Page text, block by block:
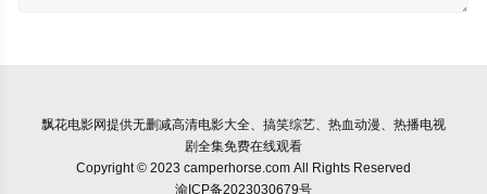
飘花电影网提供无删减高清电影大全、搞笑综艺、热血动漫、热播电视
剧全集免费在线观看
Copyright © 2023 camperhorse.com All Rights Reserved
渝ICP备2023030679号